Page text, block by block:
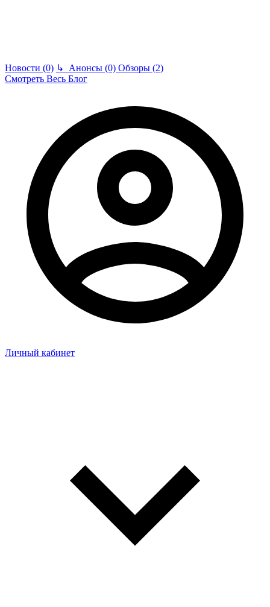
Новости (0) ↳ Анонсы (0) Обзоры (2)
Смотреть Весь Блог
Личный кабинет